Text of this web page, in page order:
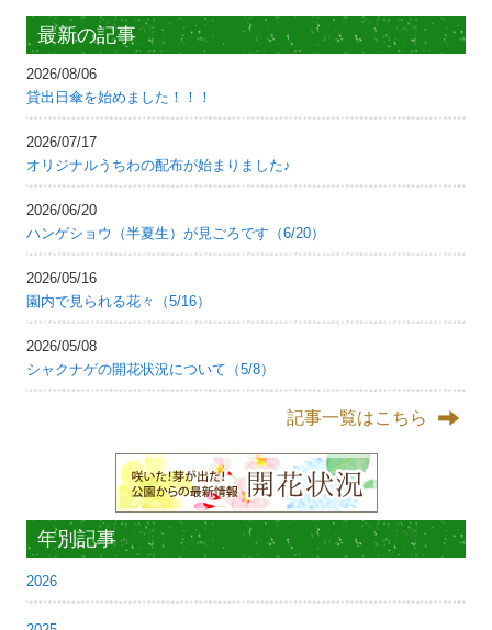
最新の記事
2026/08/06
貸出日傘を始めました！！！
2026/07/17
オリジナルうちわの配布が始まりました♪
2026/06/20
ハンゲショウ（半夏生）が見ごろです（6/20）
2026/05/16
園内で見られる花々（5/16）
2026/05/08
シャクナゲの開花状況について（5/8）
記事一覧はこちら
年別記事
2026